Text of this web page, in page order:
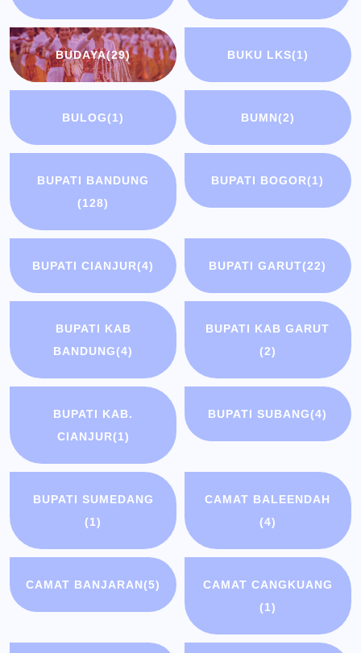
BUDAYA(29) BUKU LKS(1)
BULOG(1) BUMN(2)
BUPATI BANDUNG
(128)
BUPATI BOGOR(1)
BUPATI CIANJUR(4) BUPATI GARUT(22)
BUPATI KAB
BANDUNG(4)
BUPATI KAB GARUT
(2)
BUPATI KAB.
CIANJUR(1)
BUPATI SUBANG(4)
BUPATI SUMEDANG
(1)
CAMAT BALEENDAH
(4)
CAMAT BANJARAN(5)
CAMAT CANGKUANG
(1)